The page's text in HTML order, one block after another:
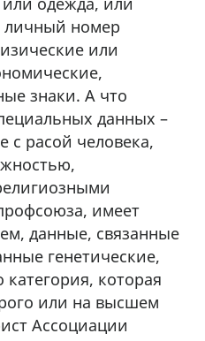
личный номер
или
знаки. А что
данных –
с расой человека,
имеет
данные, связанные
генетические,
которая
или на высшем
Ассоциации